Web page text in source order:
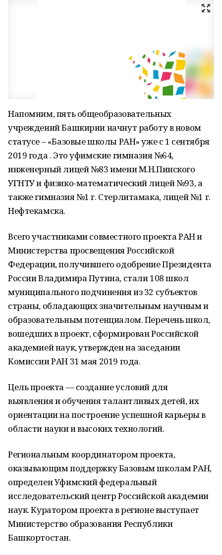
Напомним, пять общеобразовательных
учреждений Башкирии начнут работу в новом
статусе – «Базовые школы РАН» уже с 1 сентября
2019 года . Это уфимские гимназия №64,
инженерный лицей №83 имени М.Н.Пинского
УГНТУ и физико-математический лицей №93, а
также гимназия №1 г. Стерлитамака, лицей №1 г.
Нефтекамска.
Всего участниками совместного проекта РАН и
Министерства просвещения Российской
Федерации, получившего одобрение Президента
России Владимира Путина, стали 108 школ
муниципального подчинения из 32 субъектов
страны, обладающих значительным научным и
образовательным потенциалом. Перечень школ,
вошедших в проект, сформирован Российской
академией наук, утвержден на заседании
Комиссии РАН 31 мая 2019 года.
Цель проекта — создание условий для
выявления и обучения талантливых детей, их
ориентации на построение успешной карьеры в
области науки и высоких технологий.
Региональным координатором проекта,
оказывающим поддержку Базовым школам РАН,
определен Уфимский федеральный
исследовательский центр Российской академии
наук. Куратором проекта в регионе выступает
Министерство образования Республики
Башкортостан.